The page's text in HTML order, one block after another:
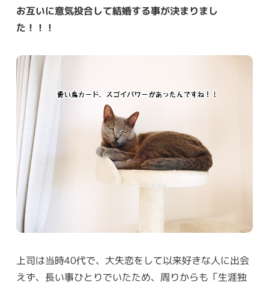
お互いに意気投合して結婚する事が決まりまし
た！！！
上司は当時40代で、大失恋をして以来好きな人に出会
えず、長い事ひとりでいたため、周りからも「生涯独